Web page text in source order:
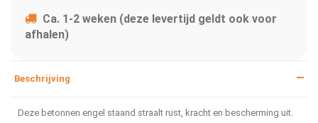
Ca. 1-2 weken (deze levertijd geldt ook voor
afhalen)
Beschrijving
Deze betonnen engel staand straalt rust, kracht en bescherming uit.